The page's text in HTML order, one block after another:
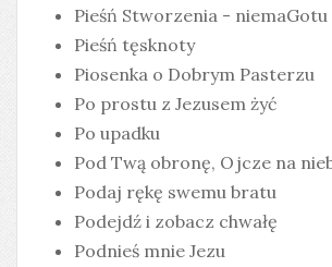
Pieśń Stworzenia - niemaGotu
Pieśń tęsknoty
Piosenka o Dobrym Pasterzu
Po prostu z Jezusem żyć
Po upadku
Pod Twą obronę, Ojcze na
Podaj rękę swemu bratu
Podejdź i zobacz chwałę
Podnieś mnie Jezu